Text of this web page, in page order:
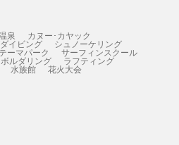
泉 カヌー･カヤック
イビング シュノーケリング
ーマパーク サーフィンスクール
ボルダリング ラフティング
水族館 花火大会